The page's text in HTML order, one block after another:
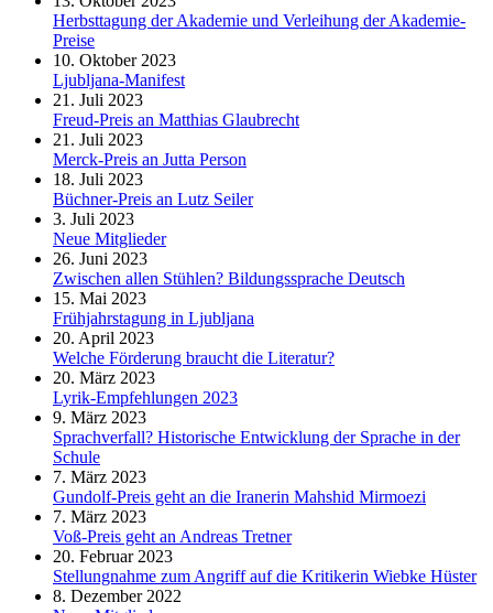
Herbsttagung der Akademie und Verleihung der Akademie-
Preise
10. Oktober 2023
Ljubljana-Manifest
21. Juli 2023
Freud-Preis an Matthias Glaubrecht
21. Juli 2023
Merck-Preis an Jutta Person
18. Juli 2023
Büchner-Preis an Lutz Seiler
3. Juli 2023
Neue Mitglieder
26. Juni 2023
Zwischen allen Stühlen? Bildungssprache Deutsch
15. Mai 2023
Frühjahrstagung in Ljubljana
20. April 2023
Welche Förderung braucht die Literatur?
20. März 2023
Lyrik-Empfehlungen 2023
9. März 2023
Sprachverfall? Historische Entwicklung der Sprache in der
Schule
7. März 2023
Gundolf-Preis geht an die Iranerin Mahshid Mirmoezi
7. März 2023
Voß-Preis geht an Andreas Tretner
20. Februar 2023
Stellungnahme zum Angriff auf die Kritikerin Wiebke Hüster
8. Dezember 2022